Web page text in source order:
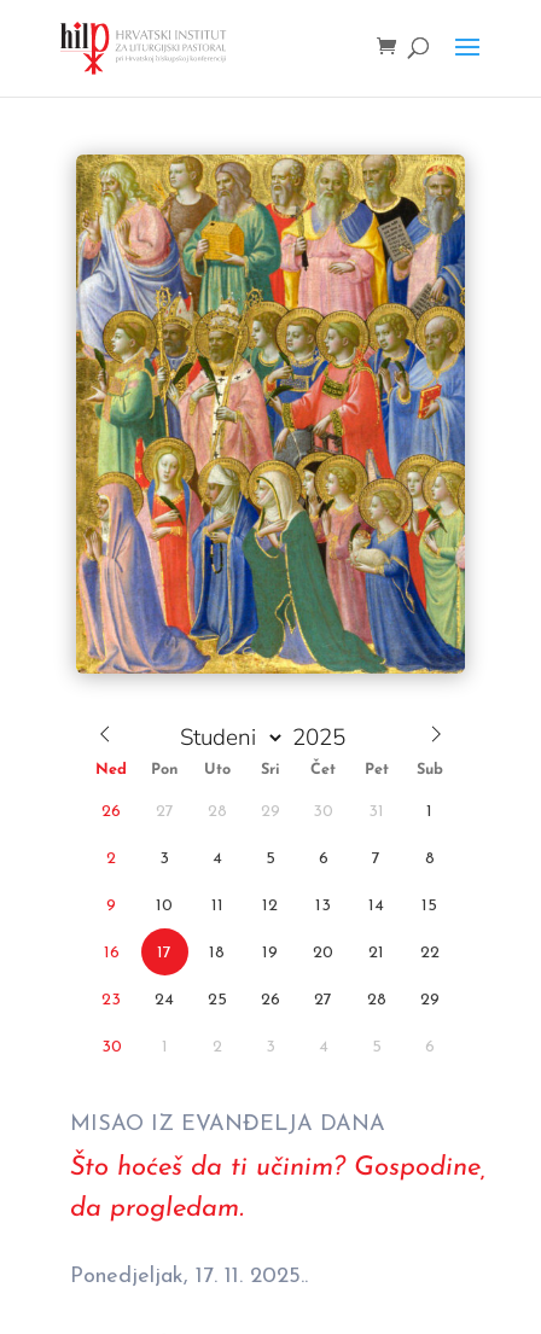
Ned Pon Uto Sri Čet Pet Sub
26 27 28 29 30 31 1
2 3 4 5 6 7 8
9 10 11 12 13 14 15
16 17 18 19 20 21 22
23 24 25 26 27 28 29
30 1 2 3 4 5 6
MISAO IZ EVANĐELJA DANA
Što hoćeš da ti učinim? Gospodine,
da progledam.
Ponedjeljak, 17. 11. 2025..